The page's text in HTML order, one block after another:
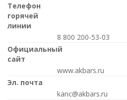
Телефон
горячей
линии
8 800 200-53-03
Официальный
сайт
www.akbars.ru
Эл. почта
kanc@akbars.ru